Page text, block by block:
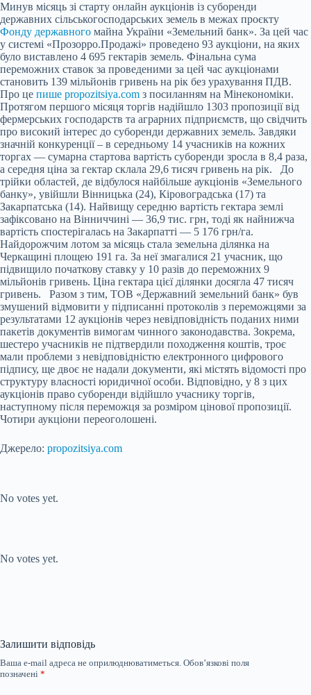
Минув місяць зі старту онлайн аукціонів із суборенди
державних сільськогосподарських земель в межах проєкту
Фонду державного майна України «Земельний банк». За цей час
у системі «Прозорро.Продажі» проведено 93 аукціони, на яких
було виставлено 4 695 гектарів земель. Фінальна сума
переможних ставок за проведеними за цей час аукціонами
становить 139 мільйонів гривень на рік без урахування ПДВ.
Про це пише propozitsiya.com з посиланням на Мінекономіки.
Протягом першого місяця торгів надійшло 1303 пропозиції від
фермерських господарств та аграрних підприємств, що свідчить
про високий інтерес до суборенди державних земель. Завдяки
значній конкуренції – в середньому 14 учасників на кожних
торгах — сумарна стартова вартість суборенди зросла в 8,4 раза,
а середня ціна за гектар склала 29,6 тисяч гривень на рік. До
трійки областей, де відбулося найбільше аукціонів «Земельного
банку», увійшли Вінницька (24), Кіровоградська (17) та
Закарпатська (14). Найвищу середню вартість гектара землі
зафіксовано на Вінниччині — 36,9 тис. грн, тоді як найнижча
вартість спостерігалась на Закарпатті — 5 176 грн/га.
Найдорожчим лотом за місяць стала земельна ділянка на
Черкащині площею 191 га. За неї змагалися 21 учасник, що
підвищило початкову ставку у 10 разів до переможних 9
мільйонів гривень. Ціна гектара цієї ділянки досягла 47 тисяч
гривень. Разом з тим, ТОВ «Державний земельний банк» був
змушений відмовити у підписанні протоколів з переможцями за
результатами 12 аукціонів через невідповідність поданих ними
пакетів документів вимогам чинного законодавства. Зокрема,
шестеро учасників не підтвердили походження коштів, троє
мали проблеми з невідповідністю електронного цифрового
підпису, ще двоє не надали документи, які містять відомості про
структуру власності юридичної особи. Відповідно, у 8 з цих
аукціонів право суборенди відійшло учаснику торгів,
наступному після переможця за розміром цінової пропозиції.
Чотири аукціони переоголошені.
Джерело: propozitsiya.com
No votes yet.
No votes yet.
Залишити відповідь
Ваша e-mail адреса не оприлюднюватиметься. Обов’язкові поля
позначені *